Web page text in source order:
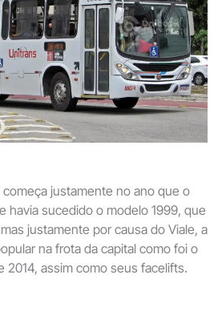
justamente no ano que o
havia sucedido o modelo 1999, que
justamente por causa do Viale, a
na frota da capital como foi o
2014, assim como seus facelifts.